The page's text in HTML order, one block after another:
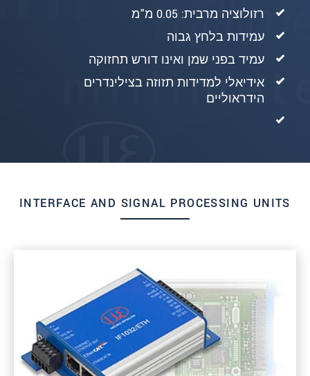
רזולוציה מרבית: 0.05 מ"מ
עמידות בלחץ גבוה
עמיד בפני שמן ואינו דורש תחזוקה
אידיאלי למדידות תזוזה בצילינדרים
הידראוליים
INTERFACE AND SIGNAL PROCESSING UNITS